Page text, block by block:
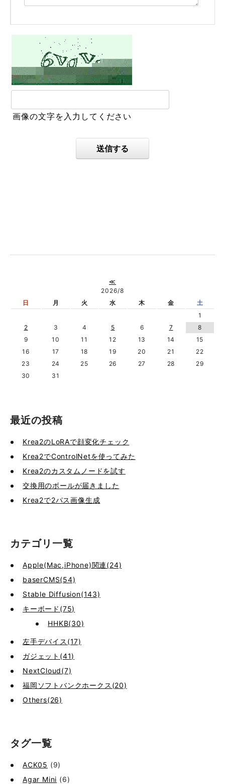
画像の文字を入力してください
送信する
≪
2026/8
日
月 火 水 木 金
土
1
2
3 4 5 6 7
8
9
10 11 12 13 14
15
16
17 18 19 20 21
22
23
24 25 26 27 28
29
30
31
最近の投稿
Krea2のLoRAで顔変化チェック
Krea2でControlNetを使ってみた
Krea2のカスタムノードを試す
交換用のボールが届きました
Krea2で2パス画像生成
カテゴリ一覧
Apple(Mac,iPhone)関連(24)
baserCMS(54)
Stable Diffusion(143)
キーボード(75)
HHKB(30)
左手デバイス(17)
ガジェット(41)
NextCloud(7)
福岡ソフトバンクホークス(20)
Others(26)
タグ一覧
ACK05 (9)
Agar Mini (6)